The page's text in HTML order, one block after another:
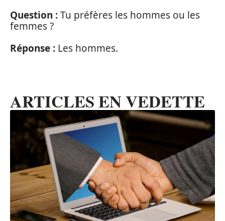
Question :Tu préfères les hommes ou les
femmes ?
Réponse : Les hommes.
ARTICLES EN VEDETTE